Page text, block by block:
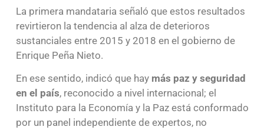
La primera mandataria señaló que estos resultados
revirtieron la tendencia al alza de deterioros
sustanciales entre 2015 y 2018 en el gobierno de
Enrique Peña Nieto.
En ese sentido, indicó que hay más paz y seguridad
en el país, reconocido a nivel internacional; el
Instituto para la Economía y la Paz está conformado
por un panel independiente de expertos, no